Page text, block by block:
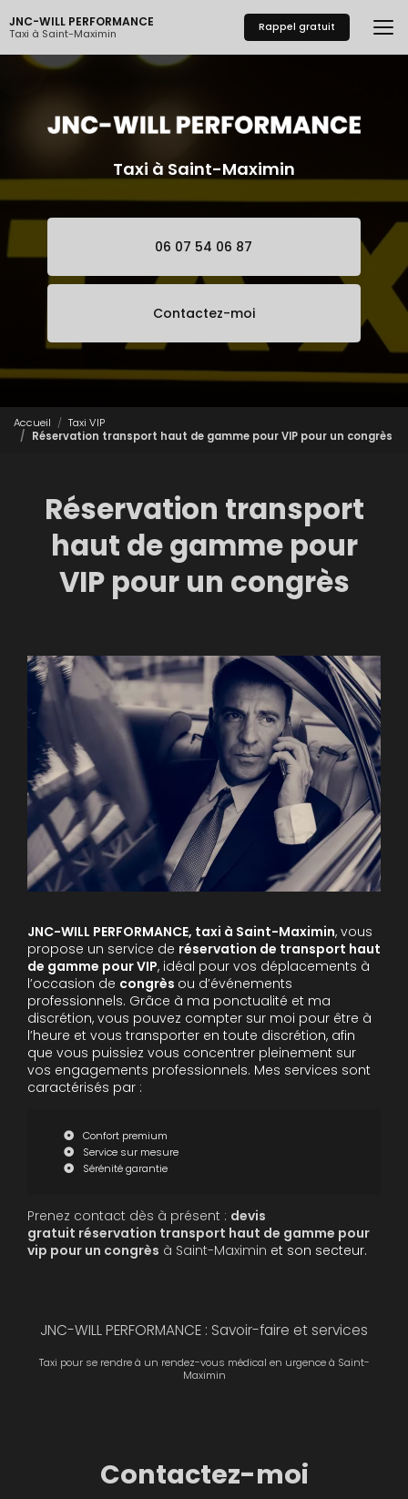
au
contenu
principal
JNC-WILL PERFORMANCE
Taxi à Saint-Maximin Rappel gratuit
Taxi à Saint-Maximin
06 07 54 06 87
Contactez-moi
Accueil
Taxi VIP
Réservation transport haut de gamme pour VIP pour un congrès
Réservation transport
haut de gamme pour
VIP pour un congrès
JNC-WILL PERFORMANCE, taxi à Saint-Maximin, vous
propose un service de réservation de transport haut
de gamme pour VIP, idéal pour vos déplacements à
l’occasion de congrès ou d’événements
professionnels. Grâce à ma ponctualité et ma
discrétion, vous pouvez compter sur moi pour être à
l’heure et vous transporter en toute discrétion, afin
que vous puissiez vous concentrer pleinement sur
vos engagements professionnels. Mes services sont
caractérisés par :
Confort premium
Service sur mesure
Sérénité garantie
Prenez contact dès à présent : devis
gratuit réservation transport haut de gamme pour
vip pour un congrès à Saint-Maximin et son secteur.
JNC-WILL PERFORMANCE : Savoir-faire et services
Taxi pour se rendre à un rendez-vous médical en urgence à Saint-
Maximin
Contactez-moi